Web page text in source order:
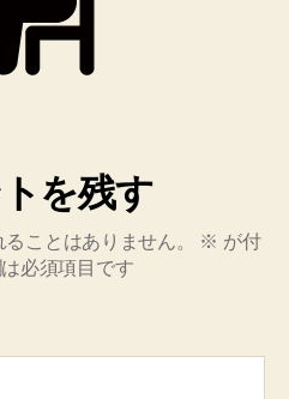
を残す
ことはありません。 ※ が付
必須項目です